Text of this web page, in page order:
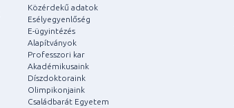
Közérdekű adatok
Esélyegyenlőség
E-ügyintézés
Alapítványok
Professzori kar
Akadémikusaink
Díszdoktoraink
Olimpikonjaink
Családbarát Egyetem